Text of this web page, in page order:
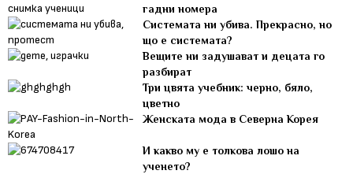
гадни номера
Системата ни убива. Прекрасно, но
що е системата?
Вещите ни задушават и децата го
разбират
Три цвята учебник: черно, бяло,
цветно
Женската мода в Северна Корея
И какво му е толкова лошо на
ученето?